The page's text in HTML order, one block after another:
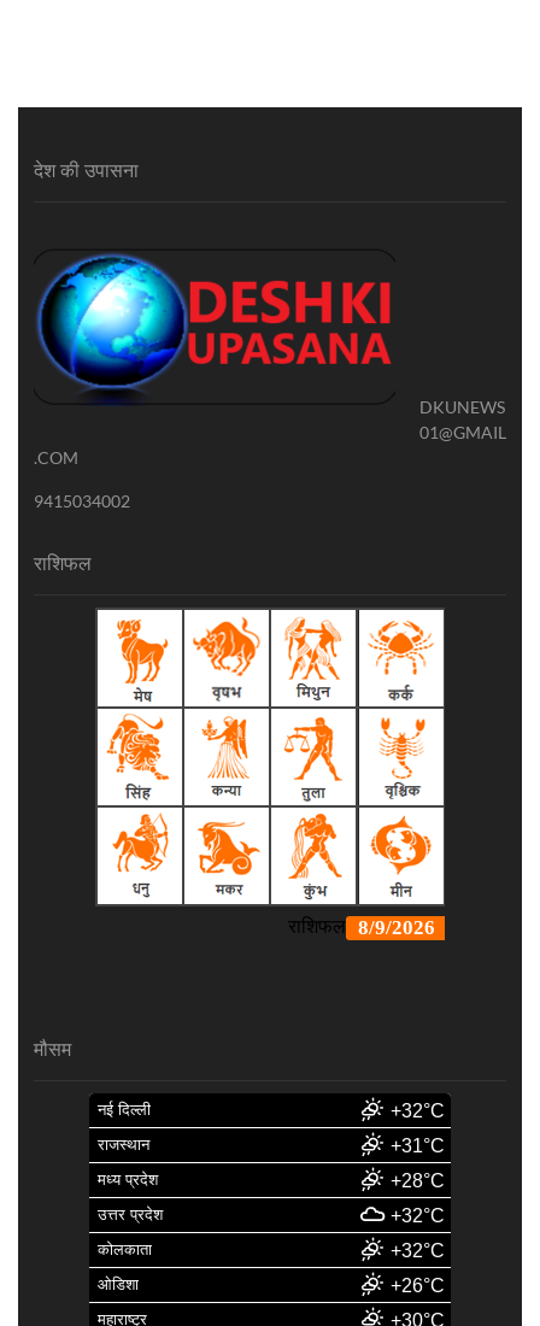
देश की उपासना
DKUNEWS
01@GMAIL
.COM
9415034002
राशिफल
मौसम
नई दिल्ली +32°C
राजस्थान +31°C
मध्य प्रदेश +28°C
उत्तर प्रदेश +32°C
कोलकाता +32°C
ओडिशा +26°C
महाराष्ट्र +30°C